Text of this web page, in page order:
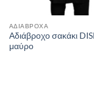
ΑΔΙΆΒΡΟΧΑ
Αδιάβροχο σακάκι
μαύρο